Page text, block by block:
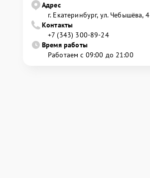
Адрес
г. Екатеринбург, ул. Чебышёва, 4
Контакты
+7 (343) 300-89-24
Время работы
Работаем с 09:00 до 21:00